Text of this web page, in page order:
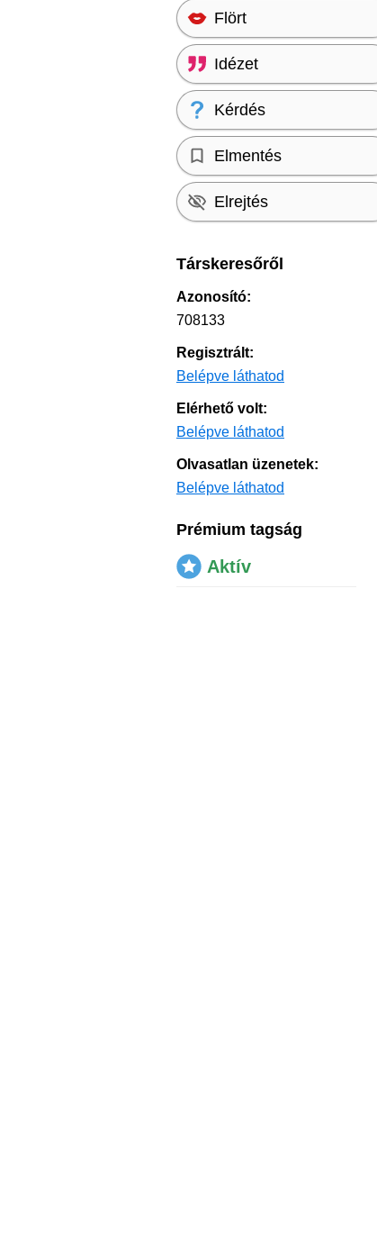
Flört
Idézet
Kérdés
Elmentés
Elrejtés
Társkeresőről
Azonosító:
708133
Regisztrált:
Belépve láthatod
Elérhető volt:
Belépve láthatod
Olvasatlan üzenetek:
Belépve láthatod
Prémium tagság
Aktív